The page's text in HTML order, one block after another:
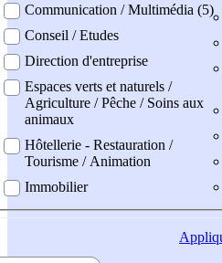
Communication / Multimédia (5)
Conseil / Etudes
Direction d'entreprise
Espaces verts et naturels /
Agriculture / Pêche / Soins aux
animaux
Hôtellerie - Restauration /
Tourisme / Animation
Immobilier